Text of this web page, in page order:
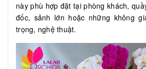
này phù hợp đặt tại phòng khách,
đốc, sảnh lớn hoặc những không
trọng, nghệ thuật.